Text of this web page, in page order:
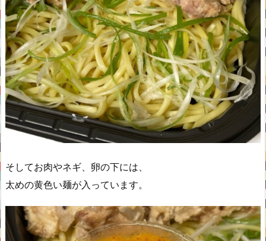
そしてお肉やネギ、卵の下には、
太めの黄色い麺が入っています。